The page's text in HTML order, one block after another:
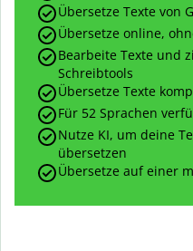
Übersetze Texte von
Übersetze online,
Bearbeite Texte und
Schreibtools
Übersetze Texte
Für 52 Sprachen
Nutze KI, um deine
übersetzen
Übersetze auf einer